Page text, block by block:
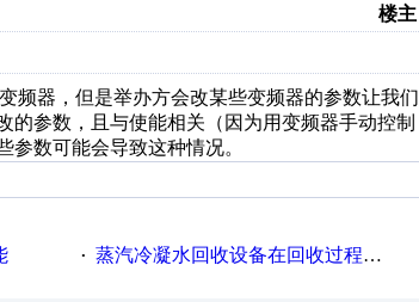
楼主
频器，但是举办方会改某些变频器的参数让我们
参数，且与使能相关（因为用变频器手动控制
数可能会导致这种情况。
· 蒸汽冷凝水回收设备在回收过程中的运行要点